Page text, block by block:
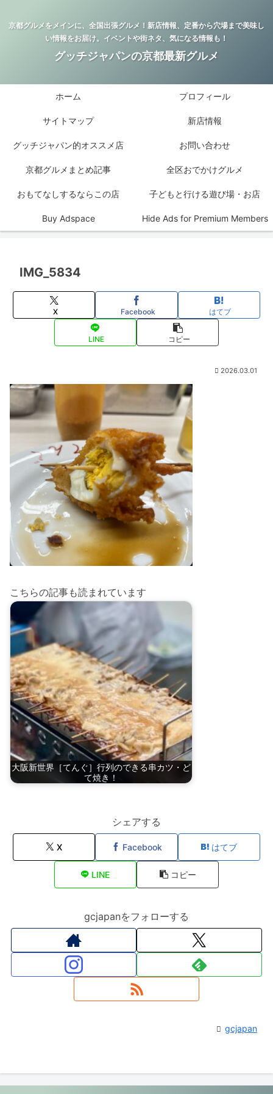
京都グルメをメインに、全国出張グルメ！新店情報、定番から穴場まで美味し
い情報をお届け。イベントや街ネタ、気になる情報も！
グッチジャパンの京都最新グルメ
ホーム プロフィール
サイトマップ 新店情報
グッチジャパン的オススメ店 お問い合わせ
京都グルメまとめ記事 全区おでかけグルメ
おもてなしするならこの店 子どもと行ける遊び場・お店
Buy Adspace Hide Ads for Premium Members
IMG_5834
X Facebook はてブ
LINE コピー
2026.03.01
こちらの記事も読まれています
大阪新世界［てんぐ］行列のできる串カツ・ど
て焼き！
シェアする
X Facebook はてブ
LINE コピー
gcjapanをフォローする
gcjapan